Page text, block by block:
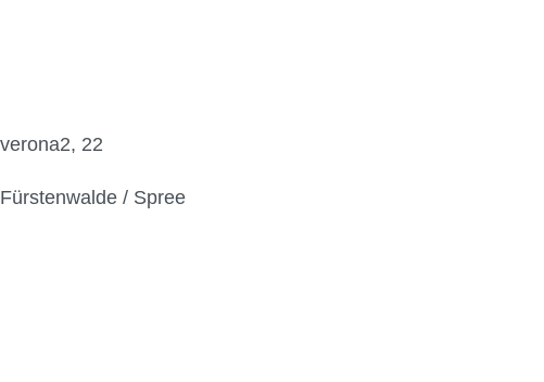
verona2, 22
Fürstenwalde / Spree